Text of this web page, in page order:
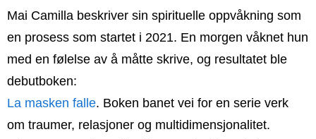
Mai Camilla beskriver sin spirituelle oppvåkning som
en prosess som startet i 2021. En morgen våknet hun
med en følelse av å måtte skrive, og resultatet ble
debutboken:
La masken falle. Boken banet vei for en serie verk
om traumer, relasjoner og multidimensjonalitet.